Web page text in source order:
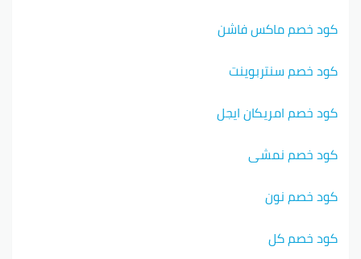
كود خصم ماكس فاشن
كود خصم سنتربوينت
كود خصم امريكان ايجل
كود خصم نمشي
كود خصم نون
كود خصم كل